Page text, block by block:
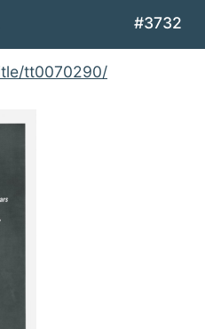
#3732
tt0070290/